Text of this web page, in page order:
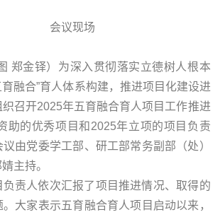
会议现场
郑金铎）为深入贯彻落实立德树人根本
融合”育人体系构建，推进项目化建设进
召开2025年五育融合育人项目工作推进
助的优秀项目和2025年立项的项目负责
由党委学工部、研工部常务副部（处）
主持。
负责人依次汇报了项目推进情况、取得的
大家表示五育融合育人项目启动以来，